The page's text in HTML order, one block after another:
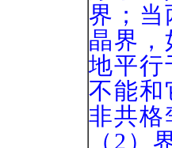
界；
晶界，
地平行
不能和
非共格
（2）